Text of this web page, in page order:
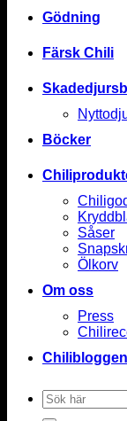
Gödning
Färsk Chili
Böcker
Såser
Ölkorv
Om oss
Press
Chilibloggen
Sök
efter: